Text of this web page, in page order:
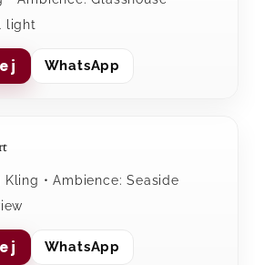
light
WhatsApp
Kling • Ambience: Seaside
WhatsApp